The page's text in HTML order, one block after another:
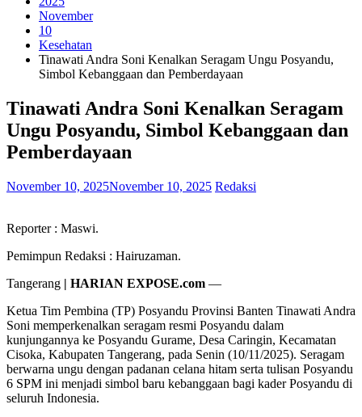
November
10
Kesehatan
Tinawati Andra Soni Kenalkan Seragam Ungu Posyandu,
Simbol Kebanggaan dan Pemberdayaan
Tinawati Andra Soni Kenalkan Seragam
Ungu Posyandu, Simbol Kebanggaan dan
Pemberdayaan
November 10, 2025November 10, 2025 Redaksi
Reporter : Maswi.
Pemimpun Redaksi : Hairuzaman.
Tangerang | HARIAN EXPOSE.com —
Ketua Tim Pembina (TP) Posyandu Provinsi Banten Tinawati Andra
Soni memperkenalkan seragam resmi Posyandu dalam
kunjungannya ke Posyandu Gurame, Desa Caringin, Kecamatan
Cisoka, Kabupaten Tangerang, pada Senin (10/11/2025). Seragam
berwarna ungu dengan padanan celana hitam serta tulisan Posyandu
6 SPM ini menjadi simbol baru kebanggaan bagi kader Posyandu di
seluruh Indonesia.